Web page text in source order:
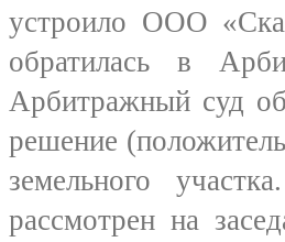
устроило ООО
обратилась в
Арбитражный суд
решение
земельного
рассмотрен на